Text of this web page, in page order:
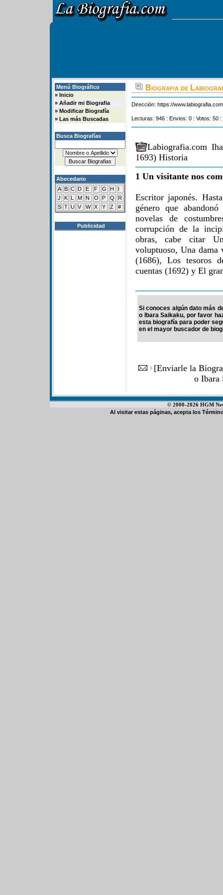
Menú Biográfico
» Inicio
» Añadir mi Biografia
» Modificar Biografía
» Las más Buscadas
Busca Biografías
Abecedario
A B C D E F G H
I
J
K L M N O P Q
R
S T U V W X Y Z #
Publicidad
Biografia de
Dirección: https://
Lecturas: 946 : Envios: 0 : Votos: 50
Labiografia.com
1693) Historia
1 Un visitante nos
Escritor japonés.
género que
novelas de
corrupción de la
obras, cabe citar
voluptuoso, Una dama
(1686), Los tesoros
cuentas (1692) y El
Si conoces algún dato más
o Ibara Saikaku, por favor
esta biografía para poder
en el mayor buscador de
[Enviarle la
o Ibara
© 2000-2026 HGM
Al visitar estas páginas, acepta los